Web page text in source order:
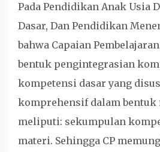
Pada Pendidikan Anak Usia
Dasar, Dan Pendidikan
bahwa Capaian
bentuk pengintegrasian
kompetensi dasar yang
komprehensif dalam bentuk
meliputi: sekumpulan
materi. Sehingga CP